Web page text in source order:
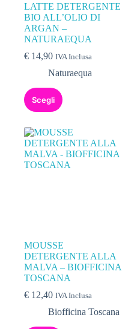
LATTE DETERGENTE
BIO ALL’OLIO DI
ARGAN –
NATURAEQUA
€ 14,90 IVA Inclusa
Naturaequa
Scegli
MOUSSE
DETERGENTE ALLA
MALVA – BIOFFICINA
TOSCANA
€ 12,40 IVA Inclusa
Biofficina Toscana